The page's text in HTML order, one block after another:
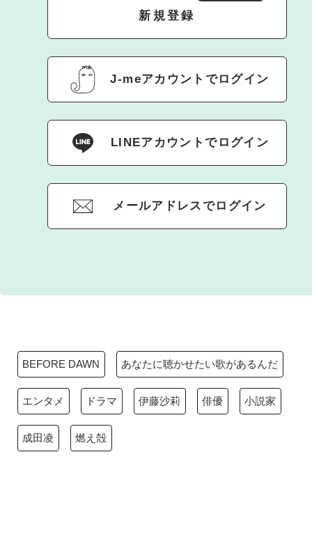
新規登録
J-meアカウントでログイン
LINEアカウントでログイン
メールアドレスでログイン
BEFORE DAWN あなたに聴かせたい歌があるんだ
エンタメ ドラマ 伊藤沙莉 俳優 小説家
成田凌 燃え殻